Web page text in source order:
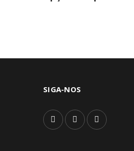
SIGA-NOS